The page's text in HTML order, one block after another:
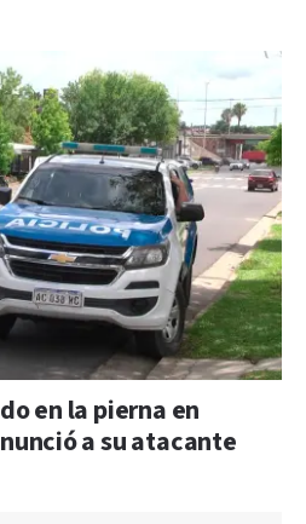
en la pierna en
a su atacante